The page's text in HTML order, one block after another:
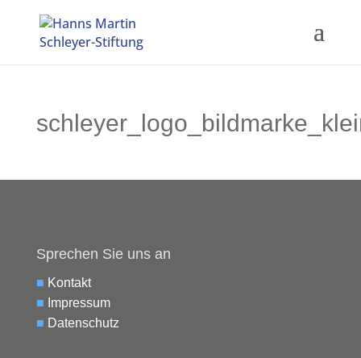
Sprechen Sie uns an
■ Kontakt
■ Impressum
■ Datenschutz